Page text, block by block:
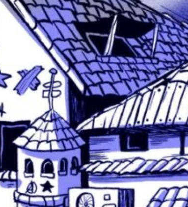
vom
September von
Bites und
du gerne unsere
20.03.25
06.04.25
23.05.25
vom 25.07.25